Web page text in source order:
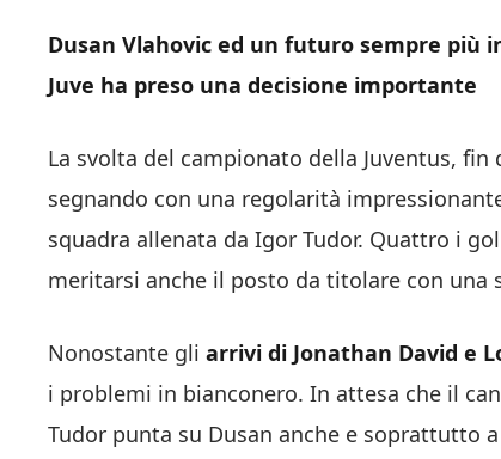
Dusan Vlahovic ed un futuro sempre più
Juve ha preso una decisione importante
La svolta del campionato della Juventus, fin
segnando con una regolarità
squadra allenata da Igor Tudor. Quattro i
meritarsi anche il posto da titolare con una
Nonostante gli arrivi di Jonathan David e
i problemi in bianconero. In attesa che il
Tudor punta su Dusan anche e soprattutto